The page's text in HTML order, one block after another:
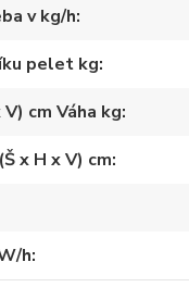
v kg/h
pelet kg
cm Váha kg
x H x V) cm
h